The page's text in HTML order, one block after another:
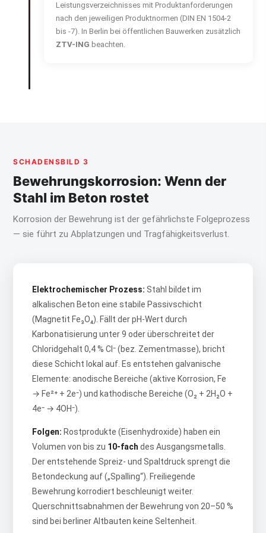
Leistungsverzeichnisses mit Produktanforderungen
nach den jeweiligen Produktnormen (DIN EN 1504-2
bis -7). In Berlin bei öffentlichen Bauwerken zusätzlich
ZTV-ING beachten.
SCHADENSBILD 3
Bewehrungskorrosion: Wenn der
Stahl im Beton rostet
Korrosion der Bewehrung ist der gefährlichste Folgeprozess
— sie führt zu Abplatzungen und Tragfähigkeitsverlust.
Elektrochemischer Prozess: Stahl bildet im
alkalischen Beton eine stabile Passivschicht
(Magnetit Fe₃O₄). Fällt der pH-Wert durch
Karbonatisierung unter 9 oder überschreitet der
Chloridgehalt 0,4 % Cl⁻ (bez. Zementmasse), bricht
diese Schicht lokal auf. Es entstehen galvanische
Elemente: anodische Bereiche (aktive Korrosion, Fe
→ Fe²⁺ + 2e⁻) und kathodische Bereiche (O₂ + 2H₂O +
4e⁻ → 4OH⁻).
Folgen: Rostprodukte (Eisenhydroxide) haben ein
Volumen von bis zu 10-fach des Ausgangsmetalls.
Der entstehende Spreiz- und Spaltdruck sprengt die
Betondeckung auf („Spalling“). Freiliegende
Bewehrung korrodiert beschleunigt weiter.
Querschnittsabnahmen der Bewehrung von 20–50 %
sind bei berliner Altbauten keine Seltenheit.